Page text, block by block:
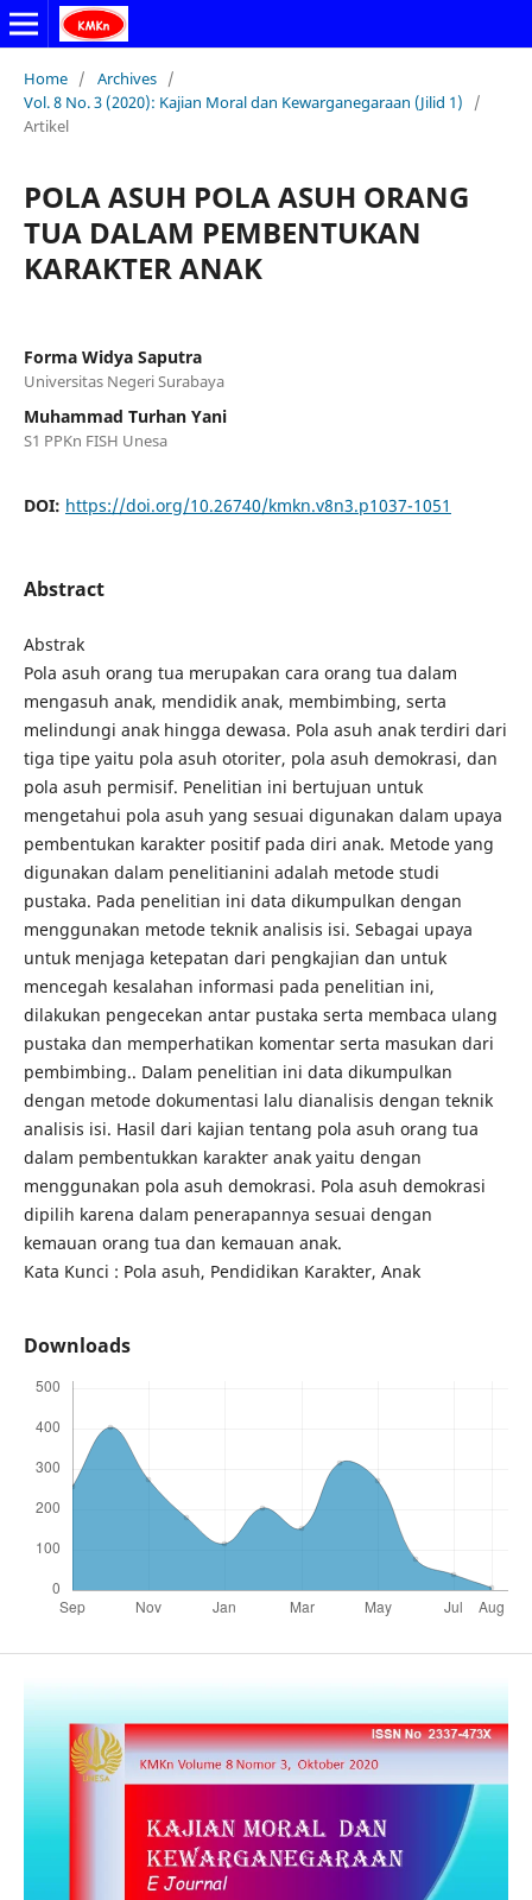
Home / Archives /
Vol. 8 No. 3 (2020): Kajian Moral dan Kewarganegaraan (Jilid 1)
/
Artikel
POLA ASUH POLA ASUH ORANG
TUA DALAM PEMBENTUKAN
KARAKTER ANAK
Forma Widya Saputra
Universitas Negeri Surabaya
Muhammad Turhan Yani
S1 PPKn FISH Unesa
DOI: https://doi.org/10.26740/kmkn.v8n3.p1037-1051
Abstract
Abstrak
Pola asuh orang tua merupakan cara orang tua dalam
mengasuh anak, mendidik anak, membimbing, serta
melindungi anak hingga dewasa. Pola asuh anak terdiri dari
tiga tipe yaitu pola asuh otoriter, pola asuh demokrasi, dan
pola asuh permisif. Penelitian ini bertujuan untuk
mengetahui pola asuh yang sesuai digunakan dalam upaya
pembentukan karakter positif pada diri anak. Metode yang
digunakan dalam penelitianini adalah metode studi
pustaka. Pada penelitian ini data dikumpulkan dengan
menggunakan metode teknik analisis isi. Sebagai upaya
untuk menjaga ketepatan dari pengkajian dan untuk
mencegah kesalahan informasi pada penelitian ini,
dilakukan pengecekan antar pustaka serta membaca ulang
pustaka dan memperhatikan komentar serta masukan dari
pembimbing.. Dalam penelitian ini data dikumpulkan
dengan metode dokumentasi lalu dianalisis dengan teknik
analisis isi. Hasil dari kajian tentang pola asuh orang tua
dalam pembentukkan karakter anak yaitu dengan
menggunakan pola asuh demokrasi. Pola asuh demokrasi
dipilih karena dalam penerapannya sesuai dengan
kemauan orang tua dan kemauan anak.
Kata Kunci : Pola asuh, Pendidikan Karakter, Anak
Downloads